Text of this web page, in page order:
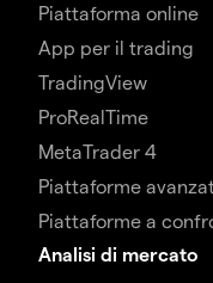
Piattaforma online
App per il trading
TradingView
ProRealTime
MetaTrader 4
Piattaforme
Piattaforme a
Analisi di mercato